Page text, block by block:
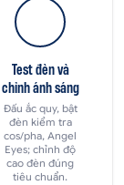
Test đèn và
chỉnh ánh sáng
Đấu ắc quy, bật
đèn kiểm tra
cos/pha, Angel
Eyes; chỉnh độ
cao đèn đúng
tiêu chuẩn.